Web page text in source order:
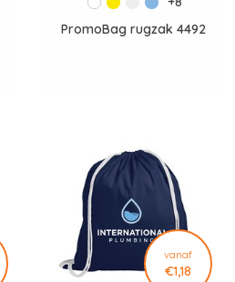
PromoBag rugzak 4492
vanaf
€1,18